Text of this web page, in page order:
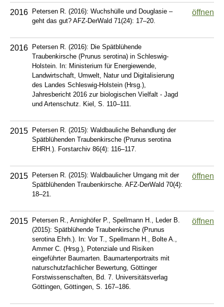
2016 Petersen R. (2016): Wuchshülle und Douglasie –
geht das gut? AFZ-DerWald 71(24): 17–20.
öffnen
2016 Petersen R. (2016): Die Spätblühende
Traubenkirsche (Prunus serotina) in Schleswig-
Holstein. In: Ministerium für Energiewende,
Landwirtschaft, Umwelt, Natur und Digitalisierung
des Landes Schleswig-Holstein (Hrsg.),
Jahresbericht 2016 zur biologischen Vielfalt - Jagd
und Artenschutz. Kiel, S. 110–111.
2015 Petersen R. (2015): Waldbauliche Behandlung der
Spätblühenden Traubenkirsche (Prunus serotina
EHRH.). Forstarchiv 86(4): 116–117.
2015 Petersen R. (2015): Waldbaulicher Umgang mit der
Spätblühenden Traubenkirsche. AFZ-DerWald 70(4):
18–21.
öffnen
2015 Petersen R., Annighöfer P., Spellmann H., Leder B.
(2015): Spätblühende Traubenkirsche (Prunus
serotina Ehrh.). In: Vor T., Spellmann H., Bolte A.,
Ammer C. (Hrsg.), Potenziale und Risiken
eingeführter Baumarten. Baumartenportraits mit
naturschutzfachlicher Bewertung, Göttinger
Forstwissenschaften, Bd. 7. Universitätsverlag
Göttingen, Göttingen, S. 167–186.
öffnen